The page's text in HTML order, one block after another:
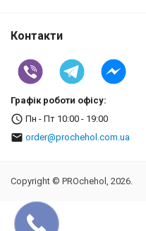
Контакти
Графік роботи офісу:
Пн - Пт 10:00 - 19:00
order@prochehol.com.ua
Copyright © PROchehol, 2026.